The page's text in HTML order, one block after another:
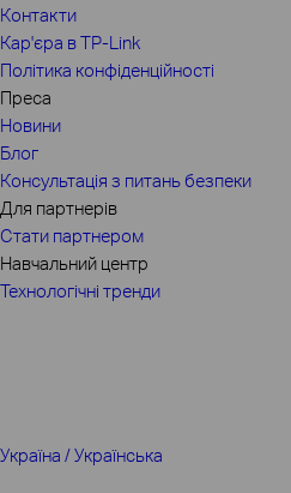
Контакти
Кар'єра в TP-Link
Політика конфіденційності
Преса
Новини
Блог
Консультація з питань безпеки
Для партнерів
Стати партнером
Навчальний центр
Технологічні тренди
Україна / Українська